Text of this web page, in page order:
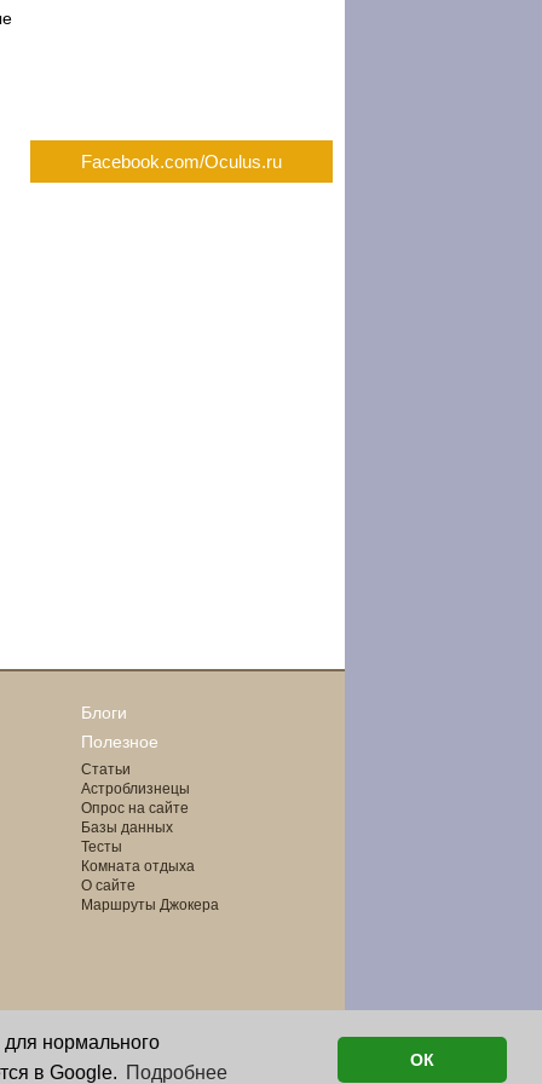
нормального
в Google. Подробнее
ОК
Facebook.com/Oculus.ru
Блоги
Полезное
Статьи
Астроблизнецы
Опрос на сайте
Базы данных
Тесты
Комната отдыха
О сайте
Маршруты Джокера